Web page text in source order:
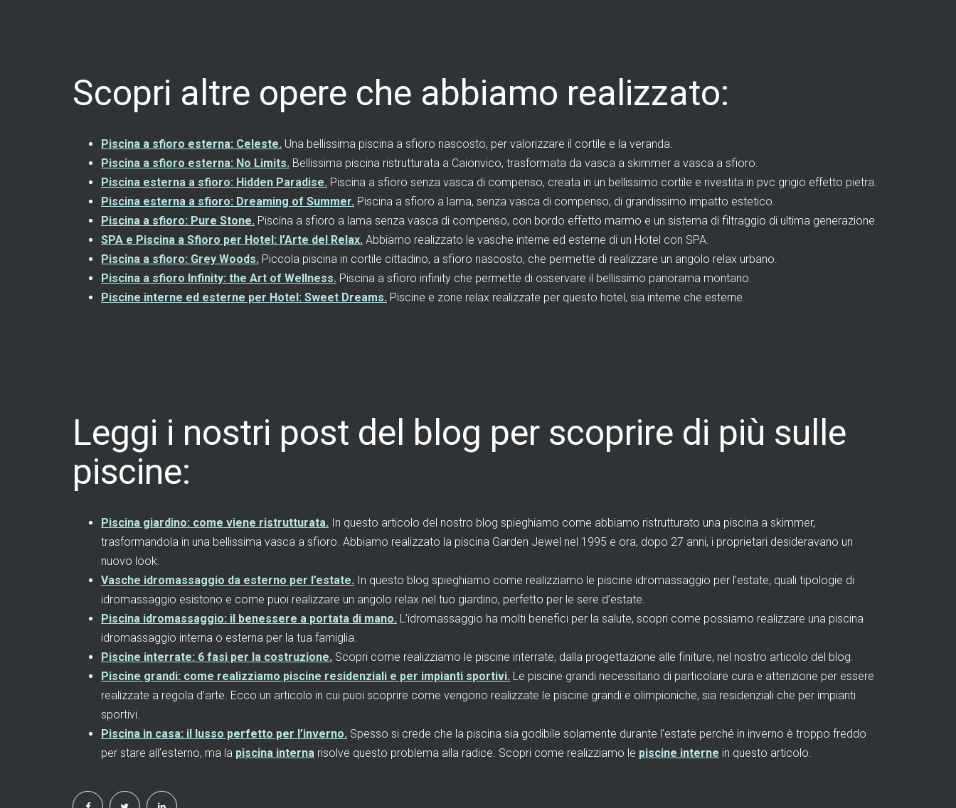
Scopri altre opere che abbiamo realizzato:
Piscina a sfioro esterna: Celeste. Una bellissima piscina a sfioro nascosto, per valorizzare il cortile e la veranda.
Piscina a sfioro esterna: No Limits. Bellissima piscina ristrutturata a Caionvico, trasformata da vasca a skimmer a vasca a sfioro.
Piscina esterna a sfioro: Hidden Paradise. Piscina a sfioro senza vasca di compenso, creata in un bellissimo cortile e rivestita in pvc grigio effetto pietra.
Piscina esterna a sfioro: Dreaming of Summer. Piscina a sfioro a lama, senza vasca di compenso, di grandissimo impatto estetico.
Piscina a sfioro: Pure Stone. Piscina a sfioro a lama senza vasca di compenso, con bordo effetto marmo e un sistema di filtraggio di ultima generazione.
SPA e Piscina a Sfioro per Hotel: l’Arte del Relax. Abbiamo realizzato le vasche interne ed esterne di un Hotel con SPA.
Piscina a sfioro: Grey Woods. Piccola piscina in cortile cittadino, a sfioro nascosto, che permette di realizzare un angolo relax urbano.
Piscina a sfioro Infinity: the Art of Wellness. Piscina a sfioro infinity che permette di osservare il bellissimo panorama montano.
Piscine interne ed esterne per Hotel: Sweet Dreams. Piscine e zone relax realizzate per questo hotel, sia interne che esterne.
Leggi i nostri post del blog per scoprire di più sulle
piscine:
Piscina giardino: come viene ristrutturata. In questo articolo del nostro blog spieghiamo come abbiamo ristrutturato una piscina a skimmer,
trasformandola in una bellissima vasca a sfioro. Abbiamo realizzato la piscina Garden Jewel nel 1995 e ora, dopo 27 anni, i proprietari desideravano un
nuovo look.
Vasche idromassaggio da esterno per l’estate. In questo blog spieghiamo come realizziamo le piscine idromassaggio per l’estate, quali tipologie di
idromassaggio esistono e come puoi realizzare un angolo relax nel tuo giardino, perfetto per le sere d’estate.
Piscina idromassaggio: il benessere a portata di mano. L’idromassaggio ha molti benefici per la salute, scopri come possiamo realizzare una piscina
idromassaggio interna o esterna per la tua famiglia.
Piscine interrate: 6 fasi per la costruzione. Scopri come realizziamo le piscine interrate, dalla progettazione alle finiture, nel nostro articolo del blog.
Piscine grandi: come realizziamo piscine residenziali e per impianti sportivi. Le piscine grandi necessitano di particolare cura e attenzione per essere
realizzate a regola d’arte. Ecco un articolo in cui puoi scoprire come vengono realizzate le piscine grandi e olimpioniche, sia residenziali che per impianti
sportivi.
Piscina in casa: il lusso perfetto per l’inverno. Spesso si crede che la piscina sia godibile solamente durante l’estate perché in inverno è troppo freddo
per stare all’esterno, ma la piscina interna risolve questo problema alla radice. Scopri come realizziamo le piscine interne in questo articolo.